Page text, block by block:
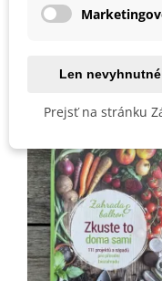
Detaily produktu
Len nevyhnutné
Prejsť na stránku